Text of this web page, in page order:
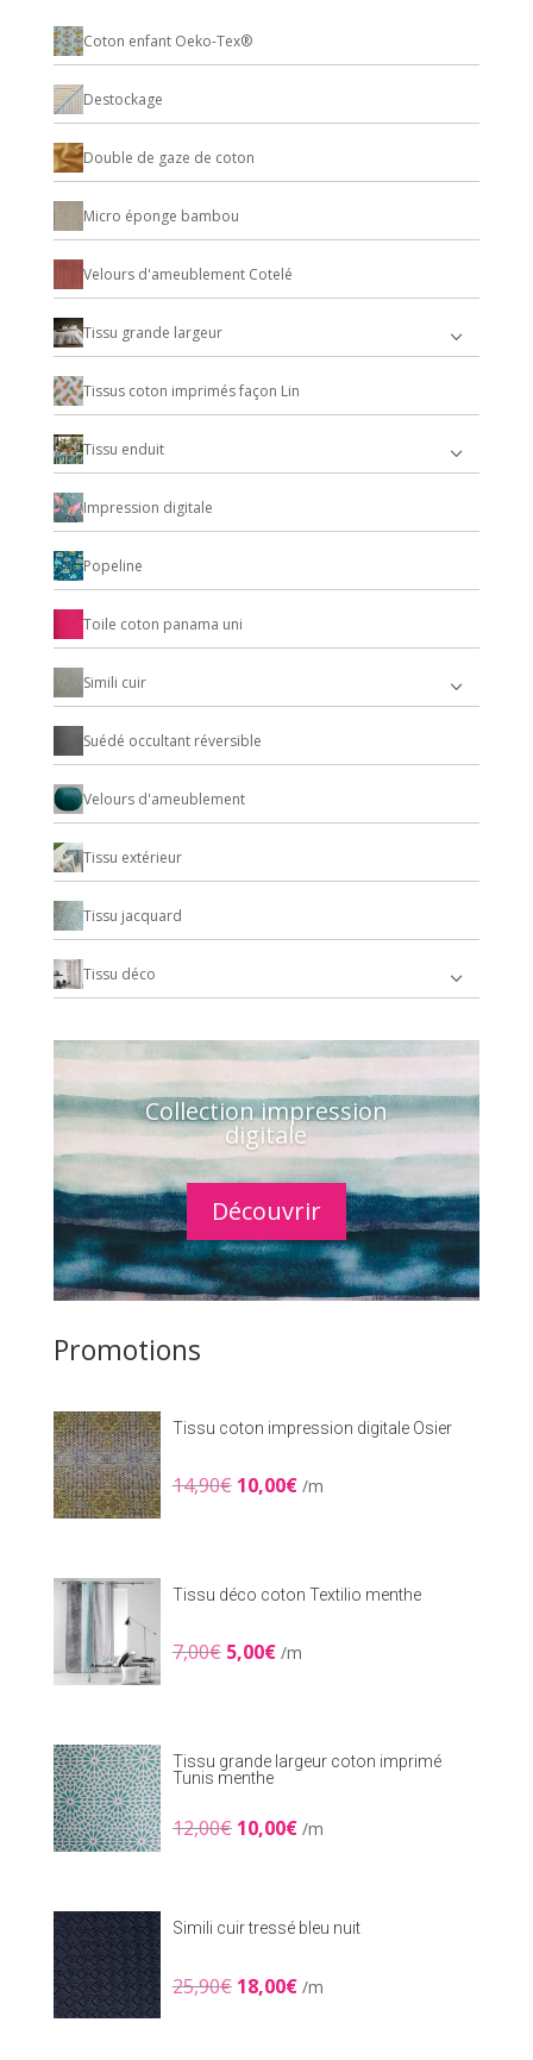
Coton enfant Oeko-Tex®
Destockage
Double de gaze de coton
Micro éponge bambou
Velours d'ameublement Cotelé
Tissu grande largeur
Tissus coton imprimés façon Lin
Tissu enduit
Impression digitale
Popeline
Toile coton panama uni
Simili cuir
Suédé occultant réversible
Velours d'ameublement
Tissu extérieur
Tissu jacquard
Tissu déco
Collection impression
digitale
Découvrir
Promotions
Tissu coton impression digitale Osier
14,90€ Le
10,00€Le
/m
Tissu déco coton Textilio menthe
7,00€ Le
5,00€Le
/m
Tissu grande largeur coton imprimé
Tunis menthe
12,00€ Le
prix
10,00€Le
/m
Simili cuir tressé bleu nuit
25,90€ Le
18,00€Le
/m